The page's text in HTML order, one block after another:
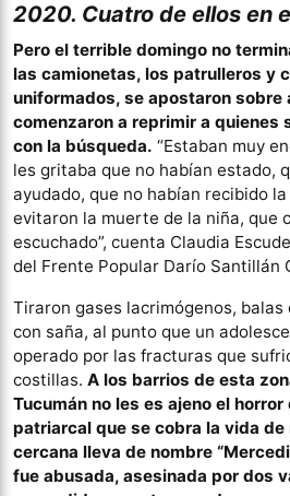
2020. Cuatro de ellos en
Pero el terrible domingo no
las camionetas, los patrulleros y
uniformados, se apostaron sobre
comenzaron a reprimir a quienes
con la búsqueda. “Estaban muy
les gritaba que no habían estado,
ayudado, que no habían recibido
evitaron la muerte de la niña, que
escuchado”, cuenta Claudia
del Frente Popular Darío Santillán
Tiraron gases lacrimógenos, balas
con saña, al punto que un
operado por las fracturas que
costillas. A los barrios de esta
Tucumán no les es ajeno el
patriarcal que se cobra la vida de
cercana lleva de nombre
fue abusada, asesinada por dos